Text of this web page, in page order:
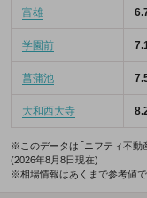
富雄
学園前
菖蒲池
大和西大寺
※このデータは「ニフティ不動
(2026年8月8日現在)
※相場情報はあくまで参考値